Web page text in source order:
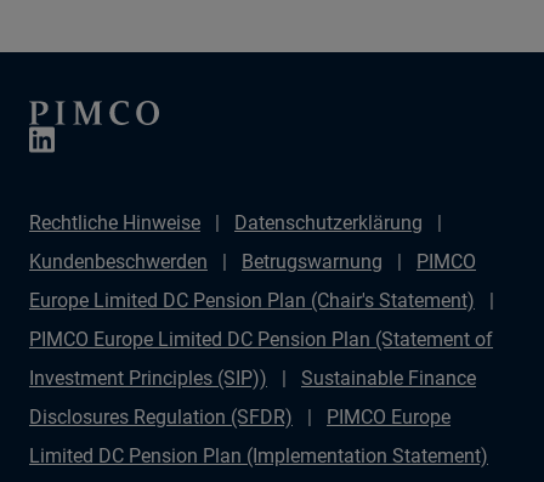
Rechtliche Hinweise
Datenschutzerklärung
Kundenbeschwerden
Betrugswarnung
PIMCO
Europe Limited DC Pension Plan (Chair's Statement)
PIMCO Europe Limited DC Pension Plan (Statement of
Investment Principles (SIP))
Sustainable Finance
Disclosures Regulation (SFDR)
PIMCO Europe
Limited DC Pension Plan (Implementation Statement)